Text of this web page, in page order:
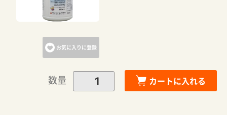
お気に入りに登録
数量 カートに入れる